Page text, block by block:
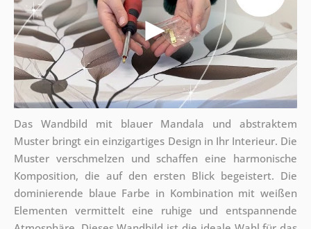
Das Wandbild mit blauer Mandala und abstraktem
Muster bringt ein einzigartiges Design in Ihr Interieur. Die
Muster verschmelzen und schaffen eine harmonische
Komposition, die auf den ersten Blick begeistert. Die
dominierende blaue Farbe in Kombination mit weißen
Elementen vermittelt eine ruhige und entspannende